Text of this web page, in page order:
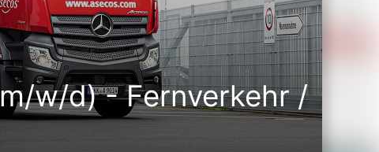
w/d) - Fernverkehr /